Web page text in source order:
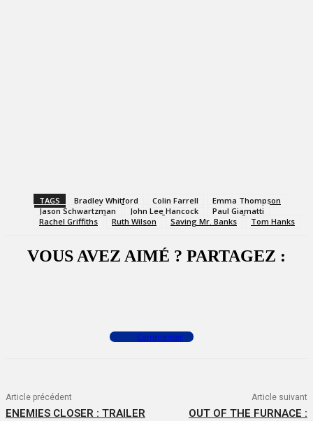
TAGS Bradley Whitford Colin Farrell
Emma Thompson
Jason Schwartzman
John Lee Hancock
Paul Giamatti
Rachel Griffiths
Ruth Wilson Saving Mr. Banks Tom Hanks
VOUS AVEZ AIMÉ ? PARTAGEZ :
Commenter
Article précédent
ENEMIES CLOSER : TRAILER
Article suivant
OUT OF THE FURNACE :